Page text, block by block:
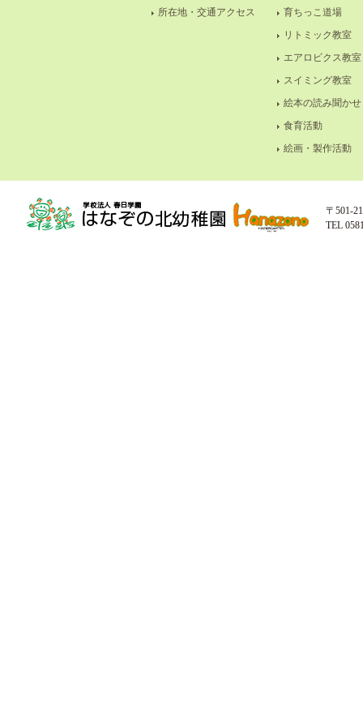
所在地・交通アクセス
育ちっこ道場
リトミック教室
エアロビクス教室
スイミング教室
絵本の読み聞かせ
食育活動
絵画・製作活動
〒501-
TEL